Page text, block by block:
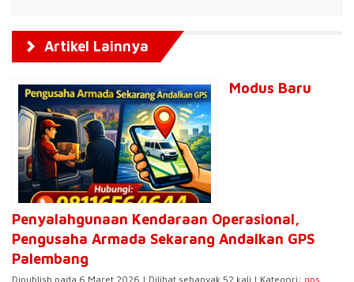
Artikel Lainnya
Modus Baru
Penyalahgunaan Kendaraan Operasional,
Pengusaha Armada Sekarang Andalkan GPS
Palembang
Dipublish pada 6 Maret 2026 | Dilihat sebanyak 52 kali | Kategori: gps